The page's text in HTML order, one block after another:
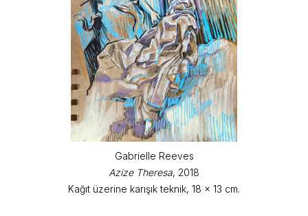
Gabrielle Reeves
Azize Theresa, 2018
Kağıt üzerine karışık teknik, 18 x 13 cm.